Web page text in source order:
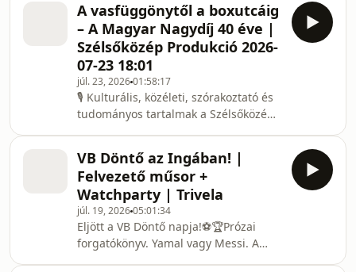
Magyar Önismeret, A Tiltott
Rengeteg, Minden Listája, Pi Slam
klub, Arany-köpés, Keleti & Nagy
FilozófiAI, Resti. Ha nem szeretnél
lemaradni kedvenc műsorod legújabb
adásáról, és szívesen követnél további
hasonló tartalmakat a jövőben,
iratkozz fel
A vasfüggönytől a boxutcáig
– A Magyar Nagydíj 40 éve |
Szélsőközép Produkció 2026-
07-23 18:01
júl. 23, 202601:58:17
🎙️ Kulturális, közéleti, szórakoztató és
tudományos tartalmak a Szélsőközép
Magyar Önismeret, A Tiltott
Rengeteg, Minden Listája, Pi Slam
klub, Arany-köpés, Keleti & Nagy
FilozófiAI, Resti. Ha nem szeretnél
lemaradni kedvenc műsorod legújabb
adásáról, és szívesen követnél további
hasonló tartalmakat a jövőben,
VB Döntő az Ingában! |
Felvezető műsor +
Watchparty | Trivela
júl. 19, 202605:01:34
Eljött a VB Döntő napja!⚽️🏆Prózai
forgatókönyv. Yamal vagy Messi. A